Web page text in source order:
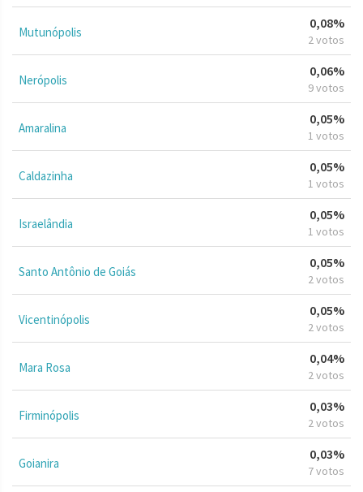
Mutunópolis
0,08%
2 votos
Nerópolis
0,06%
9 votos
Amaralina
0,05%
1 votos
Caldazinha
0,05%
1 votos
Israelândia
0,05%
1 votos
Santo Antônio de Goiás
0,05%
2 votos
Vicentinópolis
0,05%
2 votos
Mara Rosa
0,04%
2 votos
Firminópolis
0,03%
2 votos
Goianira
0,03%
7 votos